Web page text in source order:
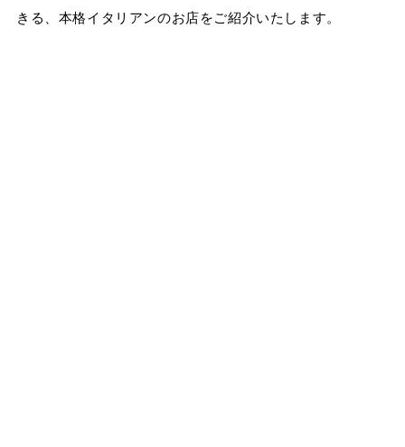
きる、本格イタリアンのお店をご紹介いたします。